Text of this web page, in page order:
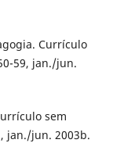
Currículo
59, jan./jun.
sem
jan./jun. 2003b.